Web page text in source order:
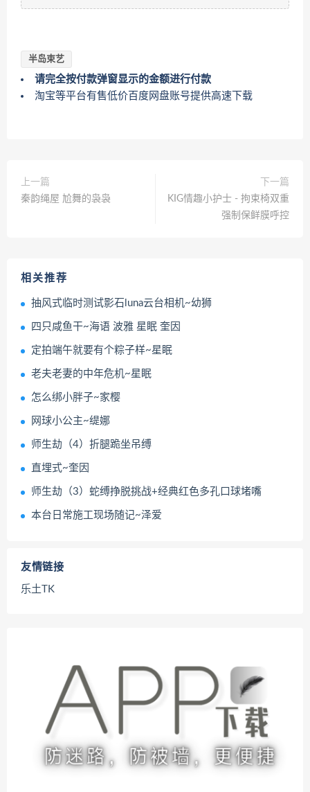
半岛束艺
请完全按付款弹窗显示的金额进行付款
淘宝等平台有售低价百度网盘账号提供高速下载
上一篇
秦韵绳屋 尬舞的袅袅
下一篇
KIG情趣小护士 - 拘束椅双重
强制保鲜膜呼控
相关推荐
抽风式临时测试影石luna云台相机~幼狮
四只咸鱼干~海语 波雅 星眠 奎因
定拍端午就要有个粽子样~星眠
老夫老妻的中年危机~星眠
怎么绑小胖子~家樱
网球小公主~缇娜
师生劫（4）折腿跪坐吊缚
直埋式~奎因
师生劫（3）蛇缚挣脱挑战+经典红色多孔口球堵嘴
本台日常施工现场随记~泽爱
友情链接
乐土TK